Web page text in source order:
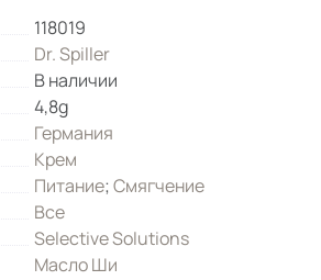
118019
Dr. Spiller
В наличии
4,8g
Германия
Крем
Питание;Смягчение
Все
Selective Solutions
Масло Ши